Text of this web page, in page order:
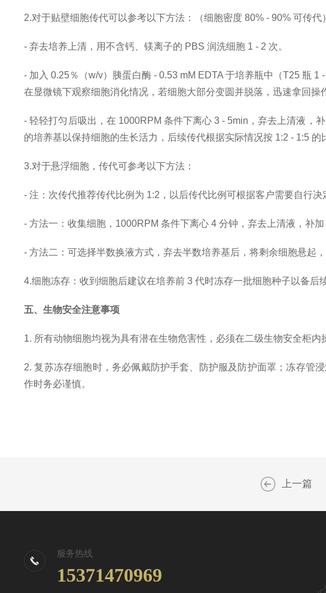
2.对于贴壁细胞传代可以参考以下方法：（细胞密度 80% - 90% 可传代）
- 弃去培养上清，用不含钙、镁离子的 PBS 润洗细胞 1 - 2 次。
- 加入 0.25％（w/v）胰蛋白酶 - 0.53 mM EDTA 于培养瓶中（T25 瓶
在显微镜下观察细胞消化情况，若细胞大部分变圆并脱落，迅速拿回
- 轻轻打匀后吸出，在 1000RPM 条件下离心 3 - 5min，弃去上清液，
的培养基以保持细胞的生长活力，后续传代根据实际情况按 1:2 - 1:5 的
3.对于悬浮细胞，传代可参考以下方法：
- 注：次传代推荐传代比例为 1:2，以后传代比例可根据客户需要自行决
- 方法一：收集细胞，1000RPM 条件下离心 4 分钟，弃去上清液，补
- 方法二：可选择半数换液方式，弃去半数培养基后，将剩余细胞悬起
4.细胞冻存：收到细胞后建议在培养前 3 代时冻存一批细胞种子以备后
五、生物安全注意事项
1. 所有动物细胞均视为具有潜在生物危害性，必须在二级生物安全柜
2. 复苏冻存细胞时，务必佩戴防护手套、防护服及防护面罩；冻存管
作时务必谨慎。
上一篇
服务热线
15371470969